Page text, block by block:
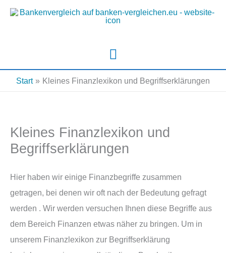
Zum
Hauptmenü
Start Kleines Finanzlexikon und Begriffserklärungen
Kleines Finanzlexikon und
Begriffserklärungen
Hier haben wir einige Finanzbegriffe zusammen
getragen, bei denen wir oft nach der Bedeutung gefragt
werden . Wir werden versuchen Ihnen diese Begriffe aus
dem Bereich Finanzen etwas näher zu bringen. Um in
unserem Finanzlexikon zur Begriffserklärung